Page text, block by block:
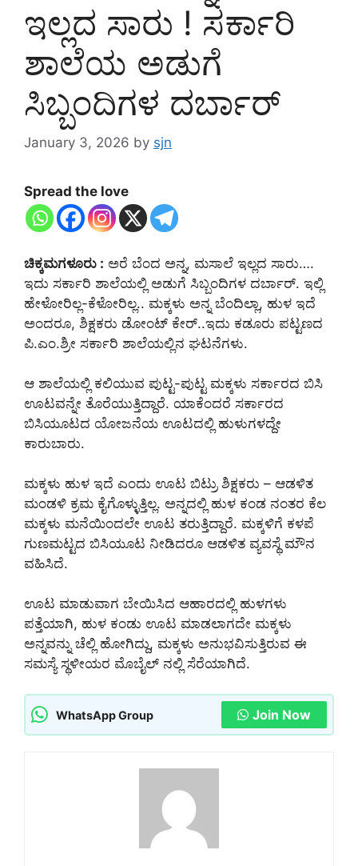
ಇಲ್ಲದ ಸಾರು ! ಸರ್ಕಾರಿ
ಶಾಲೆಯ ಅಡುಗೆ
ಸಿಬ್ಬಂದಿಗಳ ದರ್ಬಾರ್
January 3, 2026 by sjn
Spread the love
ಚಿಕ್ಕಮಗಳೂರು : ಅರೆ ಬೆಂದ ಅನ್ನ, ಮಸಾಲೆ ಇಲ್ಲದ ಸಾರು….
ಇದು ಸರ್ಕಾರಿ ಶಾಲೆಯಲ್ಲಿ ಅಡುಗೆ ಸಿಬ್ಬಂದಿಗಳ ದರ್ಬಾರ್. ಇಲ್ಲಿ
ಹೇಳೋರಿಲ್ಲ-ಕೆಳೋರಿಲ್ಲ.. ಮಕ್ಕಳು ಅನ್ನ ಬೆಂದಿಲ್ಲಾ, ಹುಳ ಇದೆ
ಅಂದರೂ, ಶಿಕ್ಷಕರು ಡೋಂಟ್ ಕೇರ್..ಇದು ಕಡೂರು ಪಟ್ಟಣದ
ಪಿ.ಎಂ.ಶ್ರೀ ಸರ್ಕಾರಿ ಶಾಲೆಯಲ್ಲಿನ ಘಟನೆಗಳು.
ಆ ಶಾಲೆಯಲ್ಲಿ ಕಲಿಯುವ ಪುಟ್ಟ-ಪುಟ್ಟ ಮಕ್ಕಳು ಸರ್ಕಾರದ ಬಿಸಿ
ಊಟವನ್ನೇ ತೊರೆಯುತ್ತಿದ್ದಾರೆ. ಯಾಕೆಂದರೆ ಸರ್ಕಾರದ
ಬಿಸಿಯೂಟದ ಯೋಜನೆಯ ಊಟದಲ್ಲಿ ಹುಳುಗಳದ್ದೇ
ಕಾರುಬಾರು.
ಮಕ್ಕಳು ಹುಳ ಇದೆ ಎಂದು ಊಟ ಬಿಟ್ರು ಶಿಕ್ಷಕರು – ಆಡಳಿತ
ಮಂಡಳಿ ಕ್ರಮ ಕೈಗೊಳ್ಳುತ್ತಿಲ್ಲ. ಅನ್ನದಲ್ಲಿ ಹುಳ ಕಂಡ ನಂತರ ಕೆಲ
ಮಕ್ಕಳು ಮನೆಯಿಂದಲೇ ಊಟ ತರುತ್ತಿದ್ದಾರೆ. ಮಕ್ಕಳಿಗೆ ಕಳಪೆ
ಗುಣಮಟ್ಟದ ಬಿಸಿಯೂಟ ನೀಡಿದರೂ ಆಡಳಿತ ವ್ಯವಸ್ಥೆ ಮೌನ
ವಹಿಸಿದೆ.
ಊಟ ಮಾಡುವಾಗ ಬೇಯಿಸಿದ ಆಹಾರದಲ್ಲಿ ಹುಳಗಳು
ಪತ್ತೆಯಾಗಿ, ಹುಳ ಕಂಡು ಊಟ ಮಾಡಲಾಗದೇ ಮಕ್ಕಳು
ಅನ್ನವನ್ನು ಚೆಲ್ಲಿ ಹೋಗಿದ್ದು, ಮಕ್ಕಳು ಅನುಭವಿಸುತ್ತಿರುವ ಈ
ಸಮಸ್ಯೆ ಸ್ಥಳೀಯರ ಮೊಬೈಲ್ ನಲ್ಲಿ ಸೆರೆಯಾಗಿದೆ.
WhatsApp Group Join Now